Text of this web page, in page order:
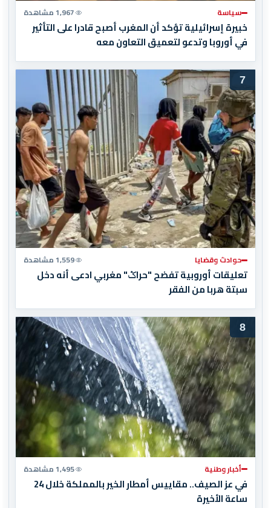
سياسة 1,967 مشاهدة
خبيرة إسرائيلية تؤكد أن المغرب أصبح قادرا على التأثير
في أوروبا وتدعو لتعميق التعاون معه
7
حوادث وقضايا 1,559 مشاهدة
تعليقات أوروبية تفضح "حراݣ" مغربي ادعى أنه دخل
سبتة هربا من الفقر
8
أخبار وطنية 1,495 مشاهدة
في عز الصيف.. مقاييس أمطار الخير بالمملكة خلال 24
ساعة الأخيرة